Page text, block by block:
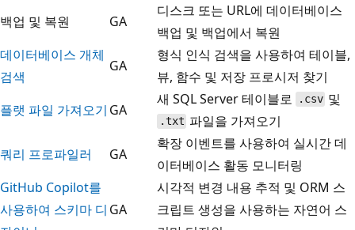
백업 및 복원
GA
디스크 또는 URL에 데이터베이스
백업 및 백업에서 복원
데이터베이스 개체
검색
GA
형식 인식 검색을 사용하여 테이블,
뷰, 함수 및 저장 프로시저 찾기
플랫 파일 가져오기 GA
새 SQL Server 테이블로 .csv 및
.txt 파일을 가져오기
쿼리 프로파일러
GA
확장 이벤트를 사용하여 실시간 데
이터베이스 활동 모니터링
GitHub Copilot를
사용하여 스키마 디 GA
시각적 변경 내용 추적 및 ORM 스
크립트 생성을 사용하는 자연어 스